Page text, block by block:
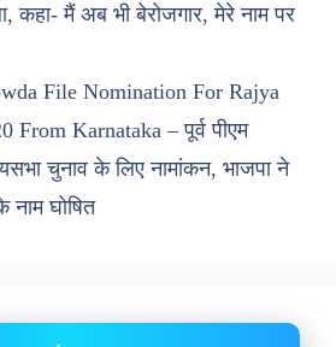
कहा- मैं अब भी बेरोजगार, मेरे नाम पर
File Nomination For Rajya
From Karnataka – पूर्व पीएम
चुनाव के लिए नामांकन, भाजपा ने
नाम घोषित